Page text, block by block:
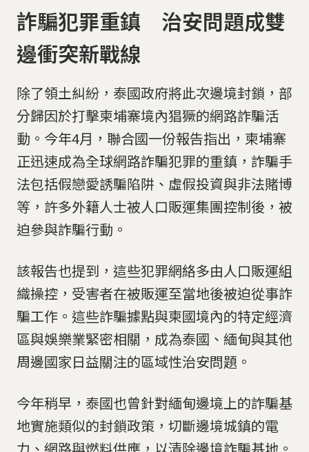
詐騙犯罪重鎮 治安問題成雙
邊衝突新戰線
除了領土糾紛，泰國政府將此次邊境封鎖，部
分歸因於打擊柬埔寨境內猖獗的網路詐騙活
動。今年4月，聯合國一份報告指出，柬埔寨
正迅速成為全球網路詐騙犯罪的重鎮，詐騙手
法包括假戀愛誘騙陷阱、虛假投資與非法賭博
等，許多外籍人士被人口販運集團控制後，被
迫參與詐騙行動。
該報告也提到，這些犯罪網絡多由人口販運組
織操控，受害者在被販運至當地後被迫從事詐
騙工作。這些詐騙據點與柬國境內的特定經濟
區與娛樂業緊密相關，成為泰國、緬甸與其他
周邊國家日益關注的區域性治安問題。
今年稍早，泰國也曾針對緬甸邊境上的詐騙基
地實施類似的封鎖政策，切斷邊境城鎮的電
力、網路與燃料供應，以清除邊境詐騙基地。